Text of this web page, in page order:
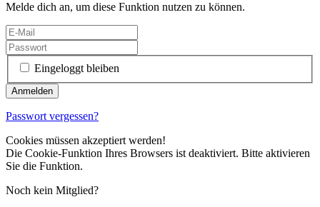
Melde dich an, um diese Funktion nutzen zu können.
Eingeloggt bleiben
Passwort vergessen?
Cookies müssen akzeptiert werden!
Die Cookie-Funktion Ihres Browsers ist deaktiviert. Bitte aktivieren
Sie die Funktion.
Noch kein Mitglied?